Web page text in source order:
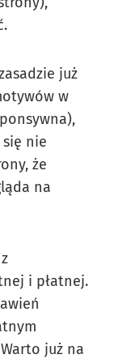
już
w
nie
że
na
i płatnej.
już na